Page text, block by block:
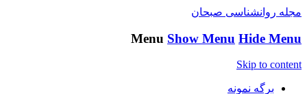
مجله روانشناسی صبحان
Menu Show Menu Hide Menu
Skip to content
برگه نمونه